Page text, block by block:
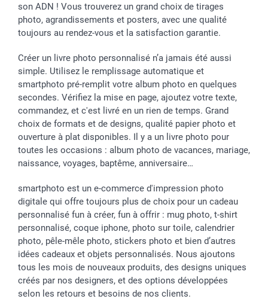
son ADN ! Vous trouverez un grand choix de tirages
photo, agrandissements et posters, avec une qualité
toujours au rendez-vous et la satisfaction garantie.
Créer un livre photo personnalisé n’a jamais été aussi
simple. Utilisez le remplissage automatique et
smartphoto pré-remplit votre album photo en quelques
secondes. Vérifiez la mise en page, ajoutez votre texte,
commandez, et c'est livré en un rien de temps. Grand
choix de formats et de designs, qualité papier photo et
ouverture à plat disponibles. Il y a un livre photo pour
toutes les occasions : album photo de vacances, mariage,
naissance, voyages, baptême, anniversaire…
smartphoto est un e-commerce d'impression photo
digitale qui offre toujours plus de choix pour un cadeau
personnalisé fun à créer, fun à offrir : mug photo, t-shirt
personnalisé, coque iphone, photo sur toile, calendrier
photo, pêle-mêle photo, stickers photo et bien d’autres
idées cadeaux et objets personnalisés. Nous ajoutons
tous les mois de nouveaux produits, des designs uniques
créés par nos designers, et des options développées
selon les retours et besoins de nos clients.